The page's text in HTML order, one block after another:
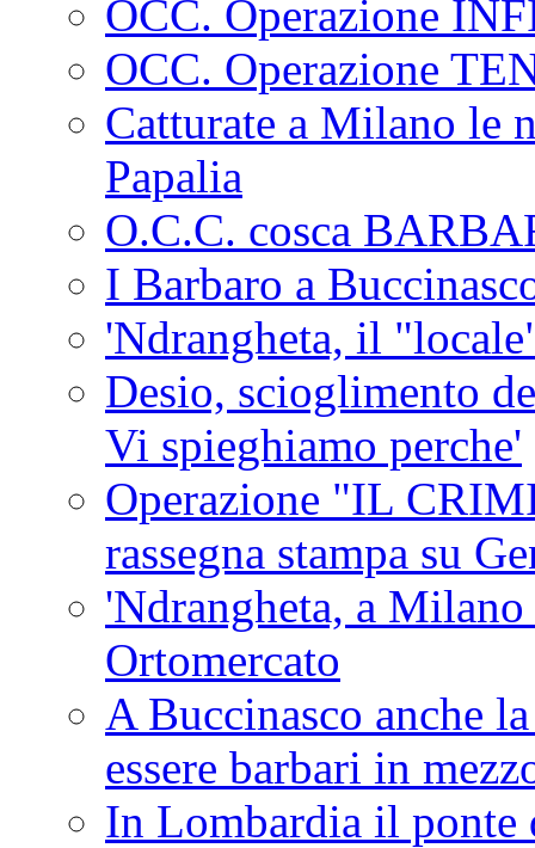
OCC. Operazione
OCC. Operazione
Catturate a Milano le
Papalia
O.C.C. cosca
I Barbaro a
'Ndrangheta, il
Desio, scioglimento
Vi spieghiamo perche'
Operazione "IL
rassegna stampa su
'Ndrangheta, a Milano
Ortomercato
A Buccinasco anche
essere barbari in
In Lombardia il ponte